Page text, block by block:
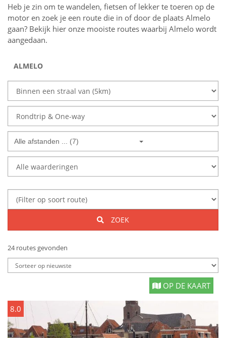
Heb je zin om te wandelen, fietsen of lekker te toeren op de
motor en zoek je een route die in of door de plaats Almelo
gaan? Bekijk hier onze mooiste routes waarbij Almelo wordt
aangedaan.
Alle afstanden ... (7)
ZOEK
24 routes gevonden
OP DE KAART
8.0